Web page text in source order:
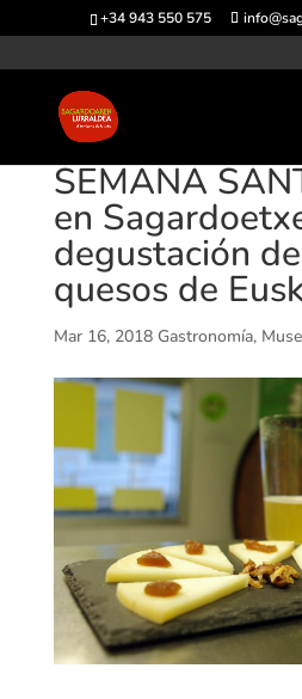
+34 943 550 575
SEMANA
en
degustación
quesos de
Mar 16, 2018 Gastronomía,